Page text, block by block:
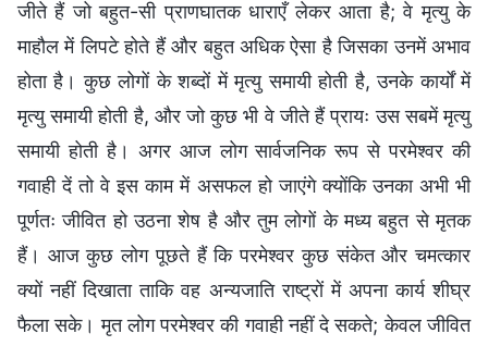
जीते हैं जो बहुत-सी प्राणघातक धाराएँ लेकर आता है; वे मृत्यु के
माहौल में लिपटे होते हैं और बहुत अधिक ऐसा है जिसका उनमें अभाव
होता है। कुछ लोगों के शब्दों में मृत्यु समायी होती है, उनके कार्यों में
मृत्यु समायी होती है, और जो कुछ भी वे जीते हैं प्रायः उस सबमें मृत्यु
समायी होती है। अगर आज लोग सार्वजनिक रूप से परमेश्वर की
गवाही दें तो वे इस काम में असफल हो जाएंगे क्योंकि उनका अभी भी
पूर्णतः जीवित हो उठना शेष है और तुम लोगों के मध्य बहुत से मृतक
हैं। आज कुछ लोग पूछते हैं कि परमेश्वर कुछ संकेत और चमत्कार
क्यों नहीं दिखाता ताकि वह अन्यजाति राष्ट्रों में अपना कार्य शीघ्र
फैला सके। मृत लोग परमेश्वर की गवाही नहीं दे सकते; केवल जीवित